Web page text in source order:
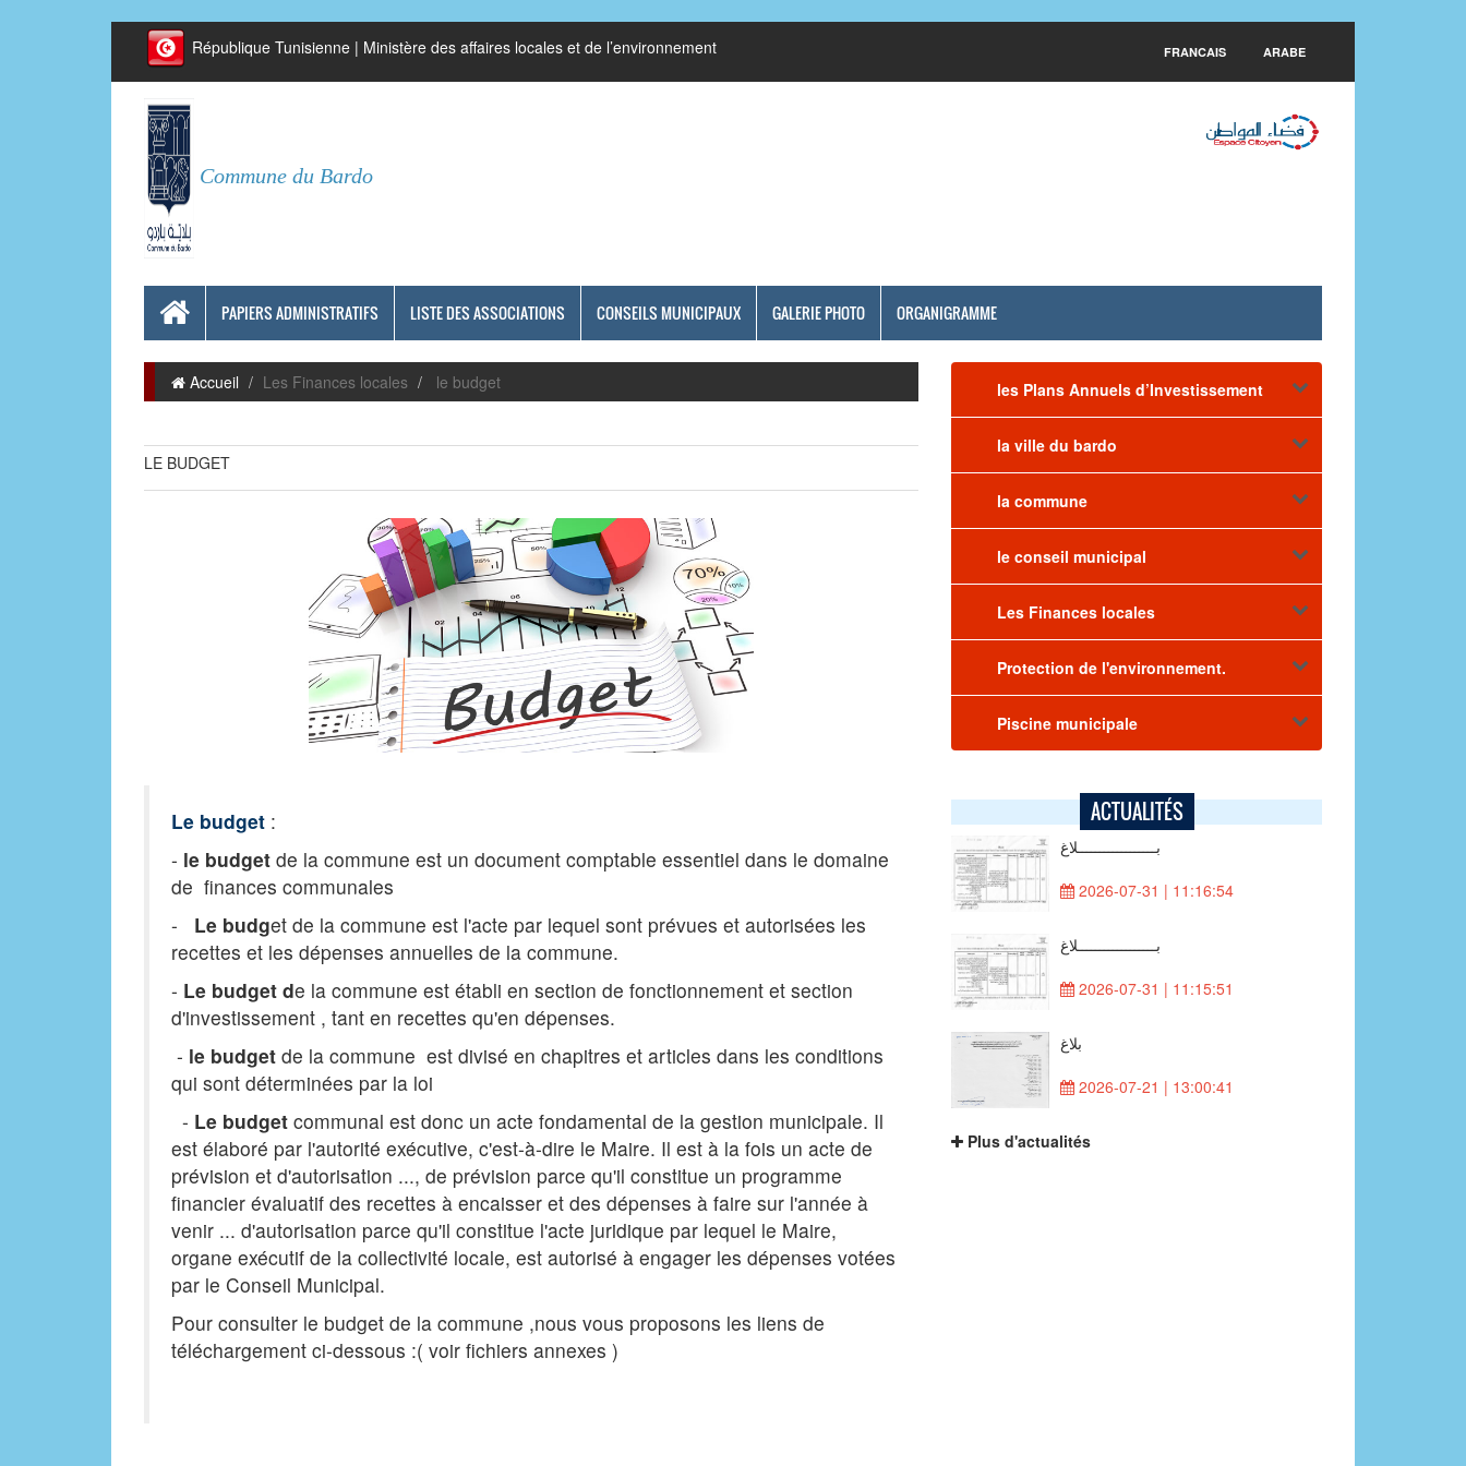
République Tunisienne | Ministère des affaires locales et de l’environnement FRANCAIS ARABE
Commune du Bardo
PAPIERS ADMINISTRATIFS LISTE DES ASSOCIATIONS CONSEILS MUNICIPAUX GALERIE PHOTO ORGANIGRAMME
Accueil Les Finances locales le budget
LE BUDGET
Le budget :
- le budget de la commune est un document comptable essentiel dans le domaine
de finances communales
-
Le budget de la commune est l'acte par lequel sont prévues et autorisées les
recettes et les dépenses annuelles de la commune.
- Le budget de la commune est établi en section de fonctionnement et section
d'investissement , tant en recettes qu'en dépenses.
- le budget de la commune est divisé en chapitres et articles dans les conditions
qui sont déterminées par la loi
- Le budget communal est donc un acte fondamental de la gestion municipale. Il
est élaboré par l'autorité exécutive, c'est-à-dire le Maire. Il est à la fois un acte de
prévision et d'autorisation ..., de prévision parce qu'il constitue un programme
financier évaluatif des recettes à encaisser et des dépenses à faire sur l'année à
venir ... d'autorisation parce qu'il constitue l'acte juridique par lequel le Maire,
organe exécutif de la collectivité locale, est autorisé à engager les dépenses votées
par le Conseil Municipal.
Pour consulter le budget de la commune ,nous vous proposons les liens de
téléchargement ci-dessous :( voir fichiers annexes )
les Plans Annuels d’Investissement
la ville du bardo
la commune
le conseil municipal
Les Finances locales
Protection de l'environnement.
Piscine municipale
ACTUALITÉS
بــــــــــــــــــلاغ
2026-07-31 | 11:16:54
بــــــــــــــــــلاغ
2026-07-31 | 11:15:51
بلاغ
2026-07-21 | 13:00:41
Plus d'actualités